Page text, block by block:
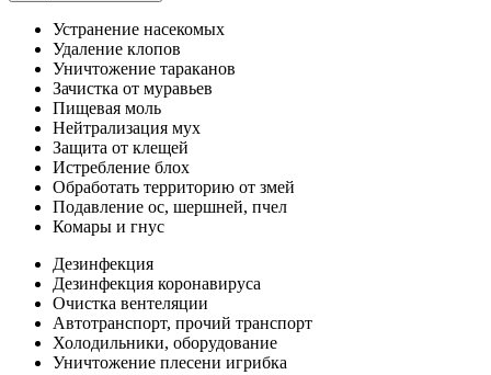
Устранение насекомых
Удаление клопов
Уничтожение тараканов
Зачистка от муравьев
Пищевая моль
Нейтрализация мух
Защита от клещей
Истребление блох
Обработать территорию от змей
Подавление ос, шершней, пчел
Комары и гнус
Дезинфекция
Дезинфекция коронавируса
Очистка вентеляции
Автотранспорт, прочий транспорт
Холодильники, оборудование
Уничтожение плесени игрибка